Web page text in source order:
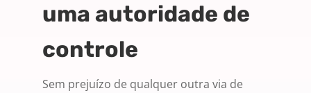
uma autoridade de
controle
Sem prejuízo de qualquer outra via de